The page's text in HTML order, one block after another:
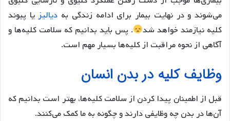
می‌شوند و در نهایت بیمار برای ادامه زندگی به دیالیزیا پیوند
کلیه نیازمند خواهد شد
. پس باید بدانیم که سلامت کلیه‌ها و
آگاهی از نحوه مراقبت از کلیه‌ها بسیار مهم است.
وظایف کلیه در بدن انسان
قبل از اطمینان پیدا کردن از سلامت کلیه‌ها، بهتر است بدانیم که
آن‌ها در بدن چه وظایفی دارند و چگونه به ما کمک می‌کنند.